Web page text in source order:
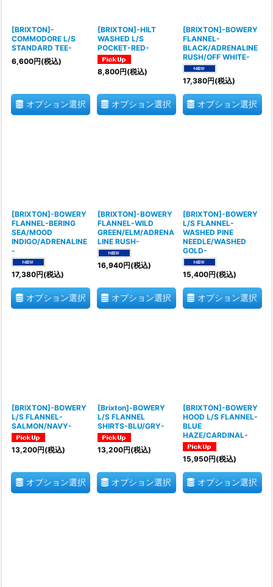
[BRIXTON]-
COMMODORE L/S
STANDARD TEE-
6,600円(税込)
オプション選択
[BRIXTON]-HILT
WASHED L/S
POCKET-RED-
8,800円(税込)
オプション選択
[BRIXTON]-BOWERY
FLANNEL-
BLACK/ADRENALINE
RUSH/OFF WHITE-
17,380円(税込)
オプション選択
[BRIXTON]-BOWERY
FLANNEL-BERING
SEA/MOOD
INDIGO/ADRENALINE
-
17,380円(税込)
オプション選択
[BRIXTON]-BOWERY
FLANNEL-WILD
GREEN/ELM/ADRENA
LINE RUSH-
16,940円(税込)
オプション選択
[BRIXTON]-BOWERY
L/S FLANNEL-
WASHED PINE
NEEDLE/WASHED
GOLD-
15,400円(税込)
オプション選択
[BRIXTON]-BOWERY
L/S FLANNEL-
SALMON/NAVY-
13,200円(税込)
オプション選択
[Brixton]-BOWERY
L/S FLANNEL
SHIRTS-BLU/GRY-
13,200円(税込)
オプション選択
[BRIXTON]-BOWERY
HOOD L/S FLANNEL-
BLUE
HAZE/CARDINAL-
15,950円(税込)
オプション選択